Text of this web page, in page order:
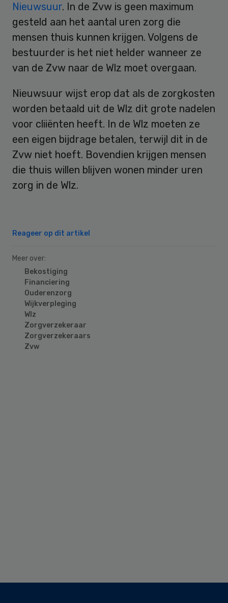
Nieuwsuur. In de Zvw is geen maximum
gesteld aan het aantal uren zorg die
mensen thuis kunnen krijgen. Volgens de
bestuurder is het niet helder wanneer ze
van de Zvw naar de Wlz moet overgaan.
Nieuwsuur wijst erop dat als de zorgkosten
worden betaald uit de Wlz dit grote nadelen
voor cliiënten heeft. In de Wlz moeten ze
een eigen bijdrage betalen, terwijl dit in de
Zvw niet hoeft. Bovendien krijgen mensen
die thuis willen blijven wonen minder uren
zorg in de Wlz.
Reageer op dit artikel
Meer over:
Bekostiging
Financiering
Ouderenzorg
Wijkverpleging
Wlz
Zorgverzekeraar
Zorgverzekeraars
Zvw